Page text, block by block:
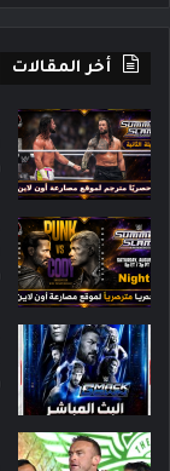
أخر المقالات